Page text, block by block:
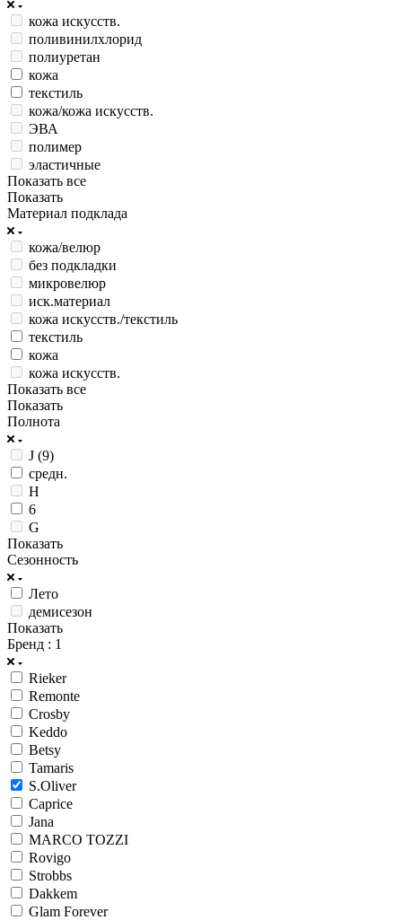
кожа искусств.
поливинилхлорид
полиуретан
кожа
текстиль
кожа/кожа искусств.
ЭВА
полимер
эластичные
Показать все
Показать
Материал подклада
кожа/велюр
без подкладки
микровелюр
иск.материал
кожа искусств./текстиль
текстиль
кожа
кожа искусств.
Показать все
Показать
Полнота
J (9)
средн.
H
6
G
Показать
Сезонность
Лето
демисезон
Показать
Бренд : 1
Rieker
Remonte
Crosby
Keddo
Betsy
Tamaris
S.Oliver
Caprice
Jana
MARCO TOZZI
Rovigo
Strobbs
Dakkem
Glam Forever